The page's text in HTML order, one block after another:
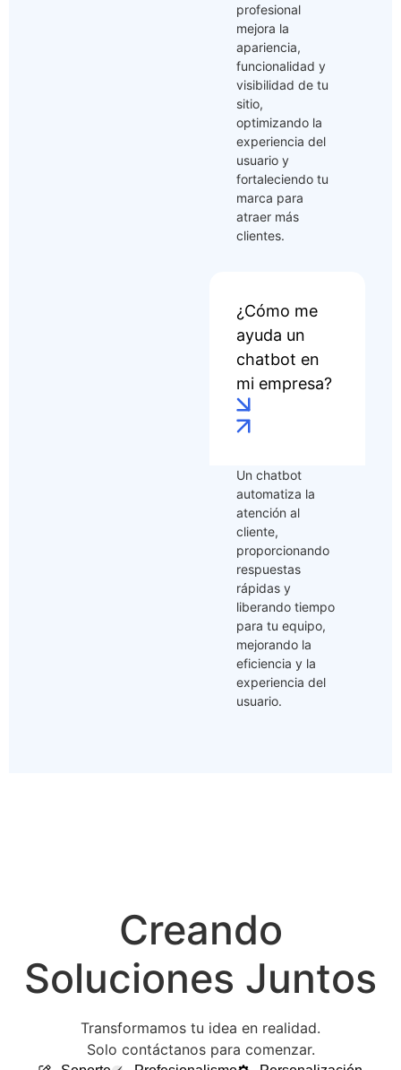
profesional
mejora la
apariencia,
funcionalidad y
visibilidad de tu
sitio,
optimizando la
experiencia del
usuario y
fortaleciendo tu
marca para
atraer más
clientes.
¿Cómo me
ayuda un
chatbot en
mi empresa?
Un chatbot
automatiza la
atención al
cliente,
proporcionando
respuestas
rápidas y
liberando tiempo
para tu equipo,
mejorando la
eficiencia y la
experiencia del
usuario.
Creando
Soluciones Juntos
Transformamos tu idea en realidad.
Solo contáctanos para comenzar.